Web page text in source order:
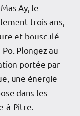
Ay, le
trois ans,
et bousculé
Plongez au
portée par
une énergie
dans les
à-Pitre.